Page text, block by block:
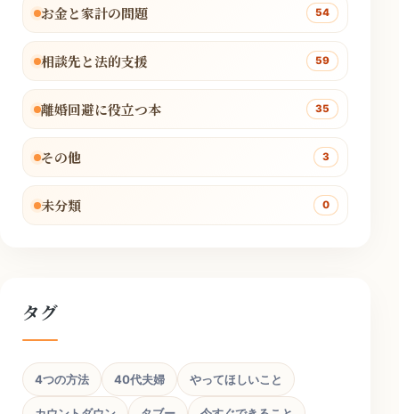
お金と家計の問題 54
相談先と法的支援 59
離婚回避に役立つ本 35
その他 3
未分類 0
タグ
4つの方法 40代夫婦 やってほしいこと